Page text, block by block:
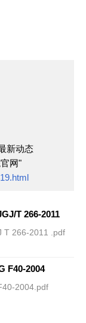
新动态
网"
T 266-2011
T 266-2011 .pdf
F40-2004
2004.pdf